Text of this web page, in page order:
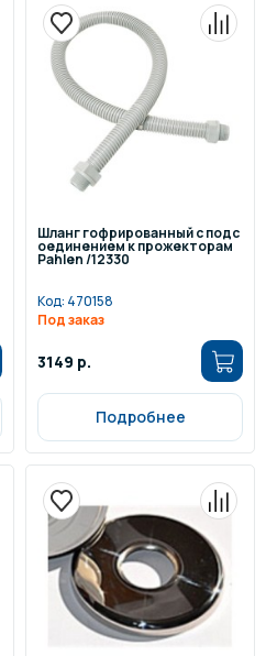
Шланг гофрированный с подс
оединением к прожекторам
Pahlen /12330
Код: 470158
Под заказ
3149 р.
Подробнее